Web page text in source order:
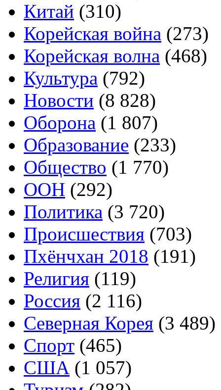
Китай (310)
Корейская война (273)
Корейская волна (468)
Культура (792)
Новости (8 828)
Оборона (1 807)
Образование (233)
Общество (1 770)
ООН (292)
Политика (3 720)
Происшествия (703)
Пхёнчхан 2018 (191)
Религия (119)
Россия (2 116)
Северная Корея (3 489)
Спорт (465)
США (1 057)